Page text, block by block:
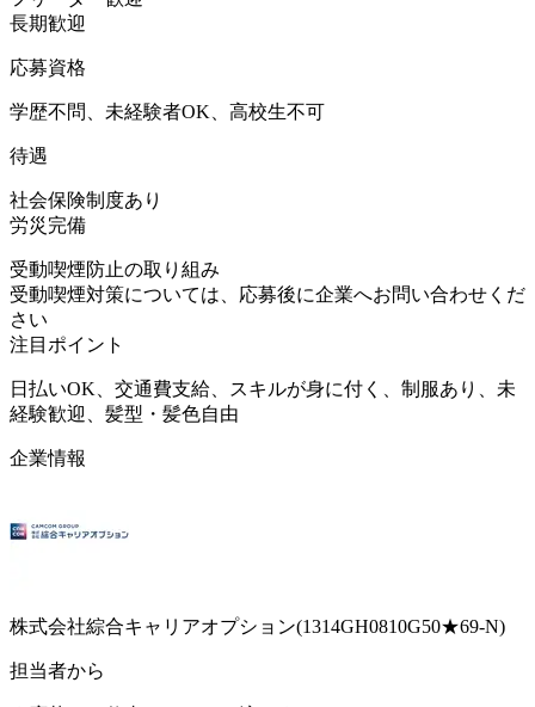
長期歓迎
応募資格
学歴不問、未経験者OK、高校生不可
待遇
社会保険制度あり
労災完備
受動喫煙防止の取り組み
受動喫煙対策については、応募後に企業へお問い合わせくだ
さい
注目ポイント
日払いOK、交通費支給、スキルが身に付く、制服あり、未
経験歓迎、髪型・髪色自由
企業情報
株式会社綜合キャリアオプション(1314GH0810G50★69-N)
担当者から